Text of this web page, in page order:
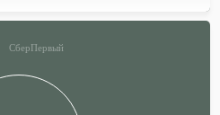
СберПервый